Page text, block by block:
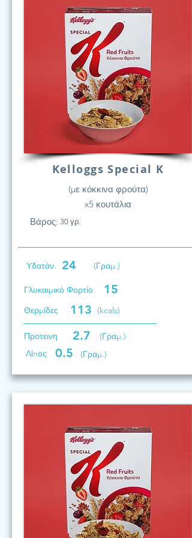
Kelloggs Special K
(με κόκκινα φρούτα)
x5 κουτάλια
Βάρος: 30 γρ.
Υδατάν. 24 (Γραμ.)
Γλυκαιμικό Φορτίο 15
Θερμίδες 113 (kcals)
Προτεινη 2.7
(Γραμ.)
Λίπος
0.5 (Γραμ.)